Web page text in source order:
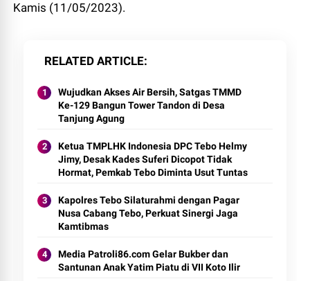
Kamis (11/05/2023).
RELATED ARTICLE
Wujudkan Akses Air Bersih, Satgas TMMD
Ke-129 Bangun Tower Tandon di Desa
Tanjung Agung
Ketua TMPLHK Indonesia DPC Tebo Helmy
Jimy, Desak Kades Suferi Dicopot Tidak
Hormat, Pemkab Tebo Diminta Usut Tuntas
Kapolres Tebo Silaturahmi dengan Pagar
Nusa Cabang Tebo, Perkuat Sinergi Jaga
Kamtibmas
Media Patroli86.com Gelar Bukber dan
Santunan Anak Yatim Piatu di VII Koto Ilir